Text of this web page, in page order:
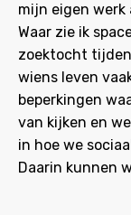
mijn eigen werk
Waar zie ik
zoektocht
wiens leven
beperkingen
van kijken en
in hoe we
Daarin kunnen